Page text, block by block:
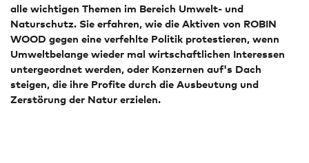
alle wichtigen Themen im Bereich Umwelt- und
Naturschutz. Sie erfahren, wie die Aktiven von ROBIN
WOOD gegen eine verfehlte Politik protestieren, wenn
Umweltbelange wieder mal wirtschaftlichen Interessen
untergeordnet werden, oder Konzernen auf's Dach
steigen, die ihre Profite durch die Ausbeutung und
Zerstörung der Natur erzielen.